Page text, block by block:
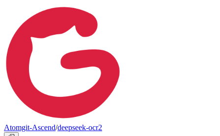
Atomgit-Ascend/deepseek-ocr2